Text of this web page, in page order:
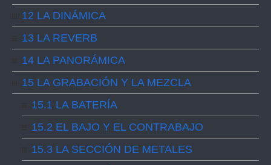
12 LA DINÁMICA
13 LA REVERB
14 LA PANORÁMICA
15 LA GRABACIÓN Y LA MEZCLA
15.1 LA BATERÍA
15.2 EL BAJO Y EL CONTRABAJO
15.3 LA SECCIÓN DE METALES